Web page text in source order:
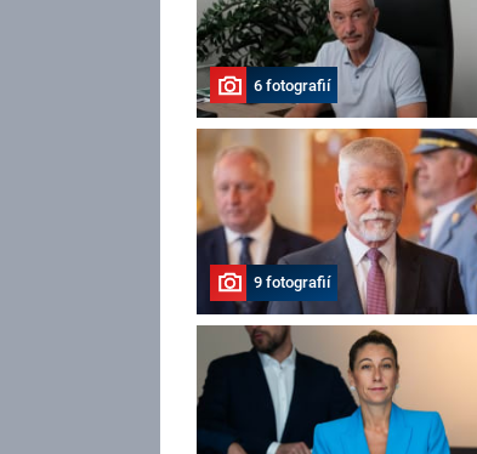
6 fotografií
9 fotografií